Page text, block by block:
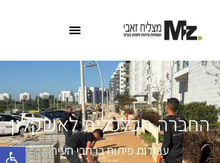
החברה הכלכלית לאשקלון
עבודות פיתוח ברחבי העיר